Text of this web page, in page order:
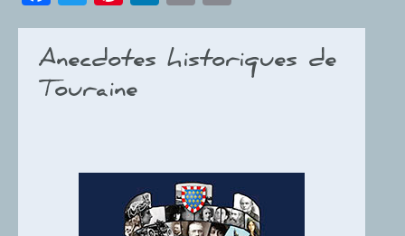
Anecdotes historiques de
Touraine